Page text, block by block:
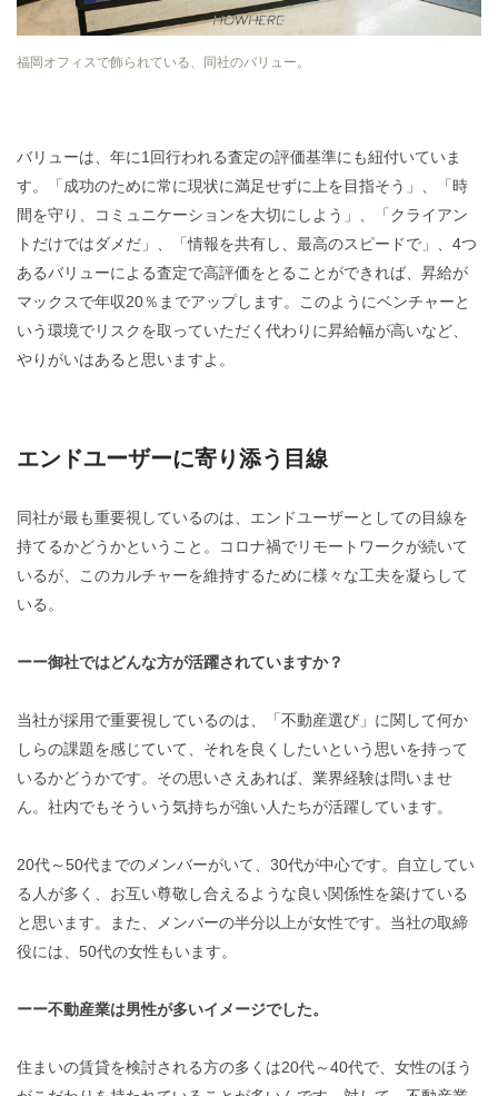
福岡オフィスで飾られている、同社のバリュー。
バリューは、年に1回行われる査定の評価基準にも紐付いていま
す。「成功のために常に現状に満足せずに上を目指そう」、「時
間を守り、コミュニケーションを大切にしよう」、「クライアン
トだけではダメだ」、「情報を共有し、最高のスピードで」、4つ
あるバリューによる査定で高評価をとることができれば、昇給が
マックスで年収20％までアップします。 このようにベンチャーと
いう環境でリスクを取っていただく代わりに昇給幅が高いなど、
やりがいはあると思いますよ。
エンドユーザーに寄り添う目線
同社が最も重要視しているのは、エンドユーザーとしての目線を
持てるかどうかということ。コロナ禍でリモートワークが続いて
いるが、このカルチャーを維持するために様々な工夫を凝らして
いる。
ーー御社ではどんな方が活躍されていますか？
当社が採用で重要視しているのは、「不動産選び」に関して何か
しらの課題を感じていて、それを良くしたいという思いを持って
いるかどうかです。その思いさえあれば、業界経験は問いませ
ん。社内でもそういう気持ちが強い人たちが活躍しています。
20代～50代までのメンバーがいて、30代が中心です。自立してい
る人が多く、お互い尊敬し合えるような良い関係性を築けている
と思います。また、メンバーの半分以上が女性です。当社の取締
役には、50代の女性もいます。
ーー不動産業は男性が多いイメージでした。
住まいの賃貸を検討される方の多くは20代～40代で、女性のほう